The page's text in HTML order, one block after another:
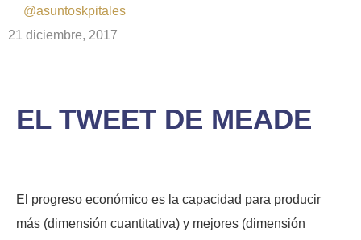
@asuntoskpitales
21 diciembre, 2017
EL TWEET DE MEADE
El progreso económico es la capacidad para producir
más (dimensión cuantitativa) y mejores (dimensión